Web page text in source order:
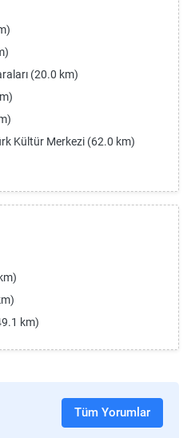
(20.0 km)
Kültür Merkezi (62.0 km)
km)
Tüm Yorumlar